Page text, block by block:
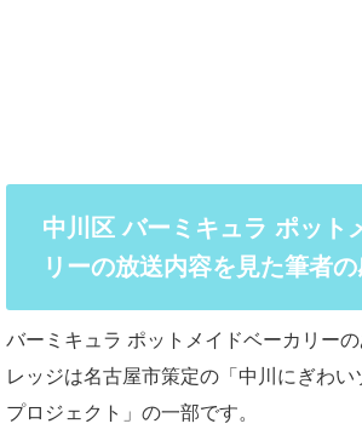
中川区 バーミキュラ ポット
リーの放送内容を見た筆者
バーミキュラ ポットメイドベーカリー
レッジは名古屋市策定の「中川にぎわい
プロジェクト」の一部です。